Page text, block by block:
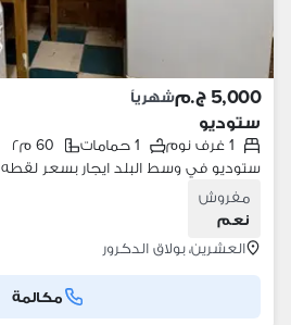
5,000 ج.م شهرياً
ستوديو
1 غرف نوم 1 حمامات
60 م٢
ستوديو في وسط البلد ايجار بسعر لقطه
مفروش
نعم
العشرين، بولاق الدكرور
مكالمة